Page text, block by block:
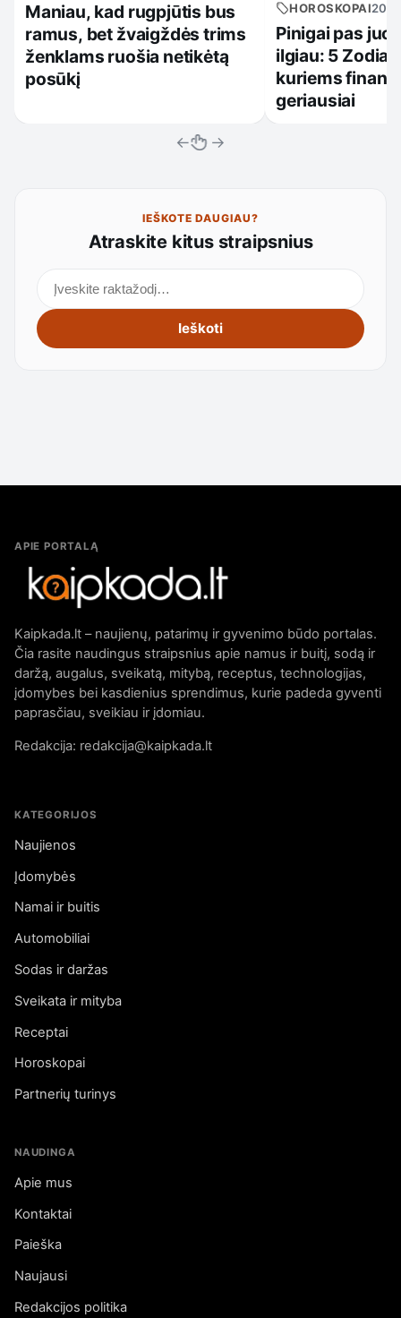
Maniau, kad rugpjūtis bus
ramus, bet žvaigždės trims
ženklams ruošia netikėtą
posūkį
HOROSKOPAI
Pinigai pas
ilgiau: 5
kuriems
geriausiai
← →
IEŠKOTE DAUGIAU?
Atraskite kitus straipsnius
Ieškoti
APIE PORTALĄ
Kaipkada.lt – naujienų, patarimų ir gyvenimo būdo portalas.
Čia rasite naudingus straipsnius apie namus ir buitį, sodą ir
daržą, augalus, sveikatą, mitybą, receptus, technologijas,
įdomybes bei kasdienius sprendimus, kurie padeda gyventi
paprasčiau, sveikiau ir įdomiau.
Redakcija: redakcija@kaipkada.lt
KATEGORIJOS
Naujienos
Įdomybės
Namai ir buitis
Automobiliai
Sodas ir daržas
Sveikata ir mityba
Receptai
Horoskopai
Partnerių turinys
NAUDINGA
Apie mus
Kontaktai
Paieška
Naujausi
Redakcijos politika